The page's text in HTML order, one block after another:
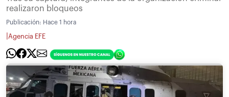
realizaron bloqueos
Publicación: Hace 1 hora
Agencia EFE